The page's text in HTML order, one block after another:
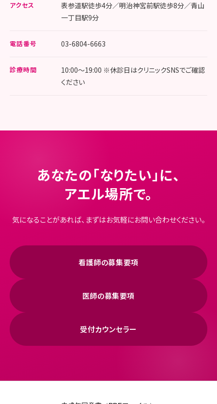
アクセス
表参道駅徒歩4分／明治神宮前駅徒歩8分／青山
一丁目駅9分
電話番号 03-6804-6663
診療時間
10:00～19:00 ※休診日はクリニックSNSでご確認
ください
あなたの「なりたい」に、
アエル場所で。
気になることがあれば、まずはお気軽にお問い合わせください。
看護師の募集要項
医師の募集要項
受付カウンセラー